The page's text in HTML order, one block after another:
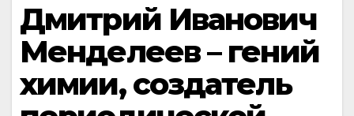
Дмитрий Иванович
Менделеев – гений
химии, создатель